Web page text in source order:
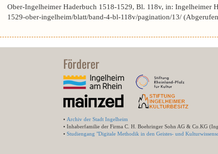
Ober-Ingelheimer Haderbuch 1518-1529, Bl. 118v, in: Ingelheimer
1529-ober-ingelheim/blatt/band-4-bl-118v/pagination/13/
Förderer
• Archiv der Stadt Ingelheim
• Inhaberfamilie der Firma C. H. Boehringer Sohn AG & Co.KG
• Studiengang "Digitale Methodik in den Geistes- und